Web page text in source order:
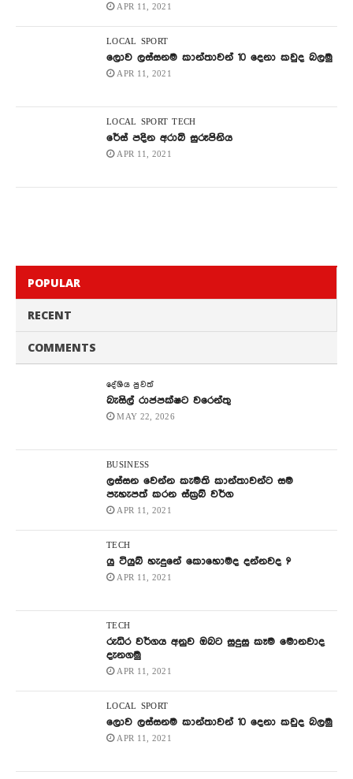
APR 11, 2021
LOCAL SPORT
ලොව ලස්සනම කාන්තාවන් 10 දෙනා කවුද බලමු
APR 11, 2021
LOCAL SPORT TECH
රේස් පදින අරාබි සුරූපිනිය
APR 11, 2021
POPULAR
RECENT
COMMENTS
දේශිය පුවත්
බැසිල් රාජපක්ෂට වරෙන්තු
MAY 22, 2026
BUSINESS
ලස්සන වෙන්න කැමති කාන්තාවන්ට සම
පැහැපත් කරන ස්ක්‍රබ් වර්ග
APR 11, 2021
TECH
යු ටියුබ් හැදුනේ කොහොමද දන්නවද ?
APR 11, 2021
TECH
රුධිර වර්ගය අනුව ඔබට සුදුසු කෑම මොනවාද
දැනගමු
APR 11, 2021
LOCAL SPORT
ලොව ලස්සනම කාන්තාවන් 10 දෙනා කවුද බලමු
APR 11, 2021